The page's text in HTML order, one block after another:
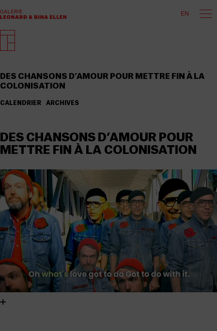
EN
DES CHANSONS D’AMOUR POUR METTRE FIN À LA
COLONISATION
CALENDRIER ARCHIVES
DES CHANSONS D’AMOUR POUR
METTRE FIN À LA COLONISATION